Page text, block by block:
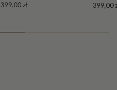
399,00 zł
399,00